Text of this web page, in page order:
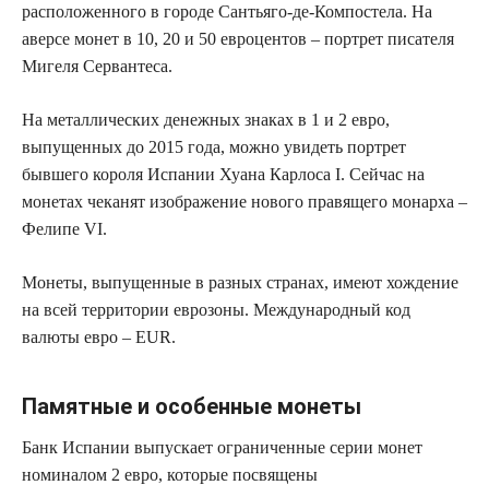
расположенного в городе Сантьяго-де-Компостела. На
аверсе монет в 10, 20 и 50 евроцентов – портрет писателя
Мигеля Сервантеса.
На металлических денежных знаках в 1 и 2 евро,
выпущенных до 2015 года, можно увидеть портрет
бывшего короля Испании Хуана Карлоса I. Сейчас на
монетах чеканят изображение нового правящего монарха –
Фелипе VI.
Монеты, выпущенные в разных странах, имеют хождение
на всей территории еврозоны. Международный код
валюты евро – EUR.
Памятные и особенные монеты
Банк Испании выпускает ограниченные серии монет
номиналом 2 евро, которые посвящены